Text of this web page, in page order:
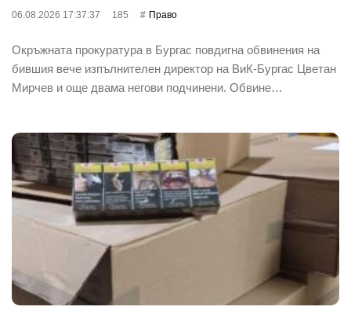
06.08.2026 17:37:37 185 Право
Окръжната прокуратура в Бургас повдигна обвинения на
бившия вече изпълнителен директор на ВиК-Бургас Цветан
Мирчев и още двама негови подчинени. Обвине…